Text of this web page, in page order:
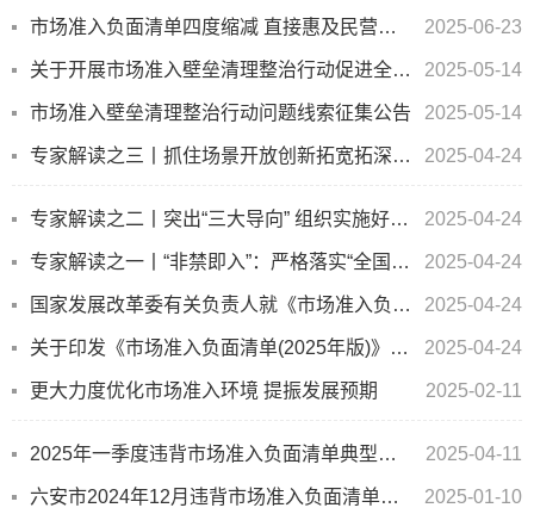
市场准入负面清单四度缩减 直接惠及民营企业 2025-06-23
关于开展市场准入壁垒清理整治行动促进全国统一大市场建设的通知 2025-05-14
市场准入壁垒清理整治行动问题线索征集公告 2025-05-14
专家解读之三丨抓住场景开放创新拓宽拓深市场准入 2025-04-24
专家解读之二丨突出“三大导向” 组织实施好新一版市场准入负面清单 2025-04-24
专家解读之一丨“非禁即入”：严格落实“全国一张清单”管理模式 2025-04-24
国家发展改革委有关负责人就《市场准入负面清单（2025年版）》答记者问 2025-04-24
关于印发《市场准入负面清单(2025年版)》的通知(发改体改规〔2025〕466号) 2025-04-24
更大力度优化市场准入环境 提振发展预期 2025-02-11
2025年一季度违背市场准入负面清单典型案例及处理情况通报 2025-04-11
六安市2024年12月违背市场准入负面清单典型案例情况 2025-01-10